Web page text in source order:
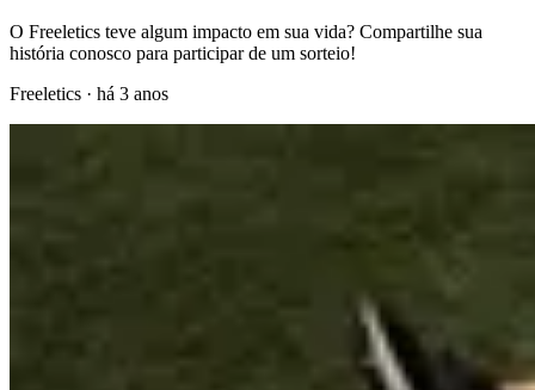
O Freeletics teve algum impacto em sua vida? Compartilhe sua
história conosco para participar de um sorteio!
Freeletics · há 3 anos